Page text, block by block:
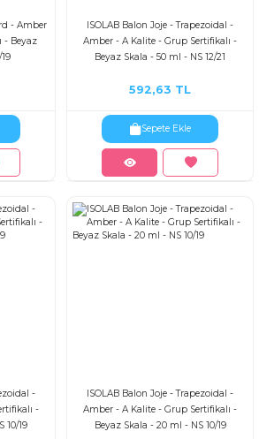
- Amber
- Beyaz
ISOLAB Balon Joje - Trapezoidal -
Amber - A Kalite - Grup Sertifikalı -
Beyaz Skala - 50 ml - NS 12/21
592,63 TL
Sepete Ekle
-
-
10/19
ISOLAB Balon Joje - Trapezoidal -
Amber - A Kalite - Grup Sertifikalı -
Beyaz Skala - 20 ml - NS 10/19